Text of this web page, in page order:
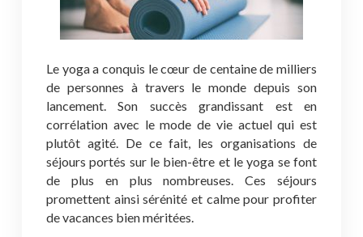
Le yoga a conquis le cœur de centaine de milliers
de personnes à travers le monde depuis son
lancement. Son succès grandissant est en
corrélation avec le mode de vie actuel qui est
plutôt agité. De ce fait, les organisations de
séjours portés sur le bien-être et le yoga se font
de plus en plus nombreuses. Ces séjours
promettent ainsi sérénité et calme pour profiter
de vacances bien méritées.